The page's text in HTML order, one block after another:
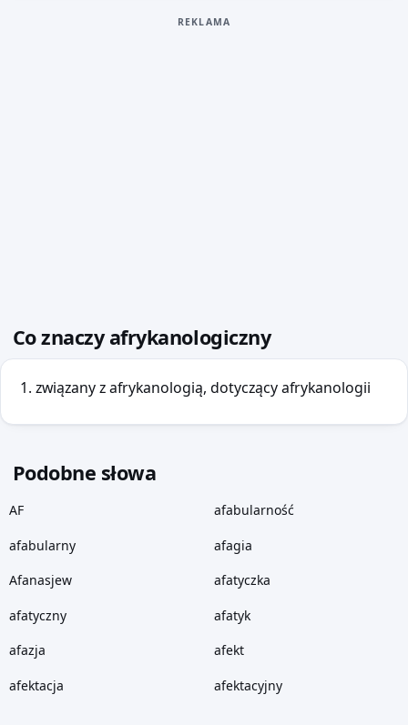
REKLAMA
Co znaczy afrykanologiczny
związany z afrykanologią, dotyczący afrykanologii
Podobne słowa
AF afabularność
afabularny afagia
Afanasjew afatyczka
afatyczny afatyk
afazja afekt
afektacja afektacyjny